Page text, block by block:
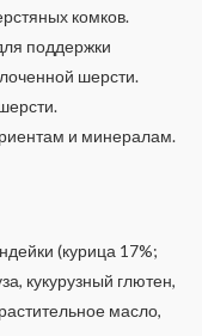
комков.
поддержки
шерсти.
и минералам.
(курица 17%;
кукурузный глютен,
масло,